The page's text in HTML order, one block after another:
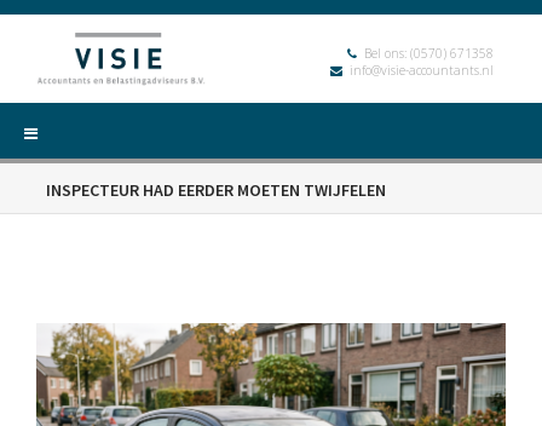
Bel ons: (0570) 671358
info@visie-accountants.nl
INSPECTEUR HAD EERDER MOETEN TWIJFELEN